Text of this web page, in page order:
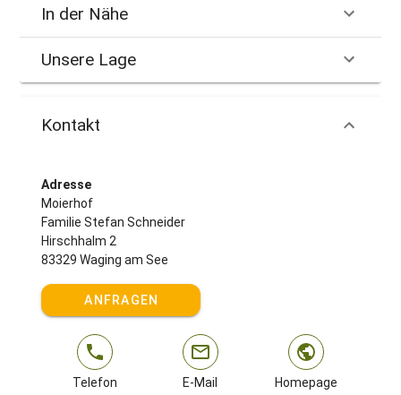
In der Nähe
Unsere Lage
Kontakt
Adresse
Moierhof
Familie Stefan Schneider
Hirschhalm 2
83329 Waging am See
ANFRAGEN
Telefon E-Mail Homepage